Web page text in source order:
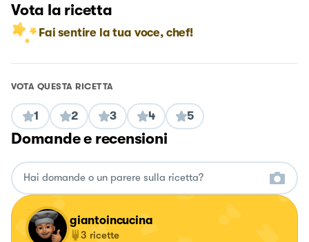
Vota la ricetta
Fai sentire la tua voce, chef!
VOTA QUESTA RICETTA
1 2 3 4 5
Domande e recensioni
giantoincucina
3 ricette